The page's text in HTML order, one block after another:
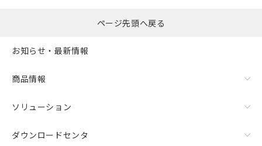
ページ先頭へ戻る
お知らせ・最新情報
商品情報
ソリューション
ダウンロードセンタ
品・サービスに関するお客様との取
をご了承ください。